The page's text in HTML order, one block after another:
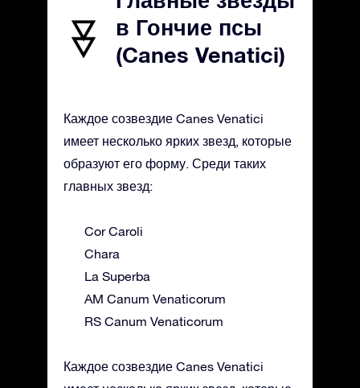
в Гончие псы
(Canes Venatici)
Каждое созвездие Canes Venatici
имеет несколько ярких звезд, которые
образуют его форму. Среди таких
главных звезд:
Cor Caroli
Chara
La Superba
AM Canum Venaticorum
RS Canum Venaticorum
Каждое созвездие Canes Venatici